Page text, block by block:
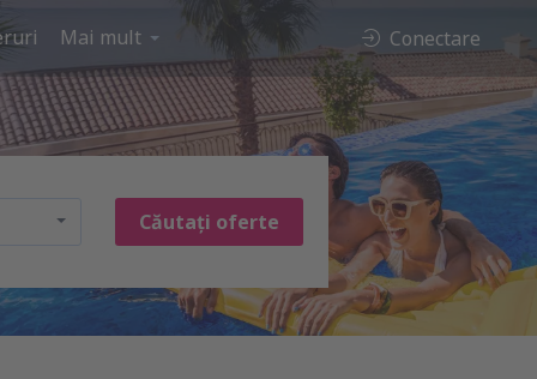
Mai mult Conectare
Căutați oferte